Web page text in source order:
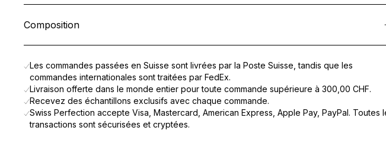
Jour après jour, le contour de l’œil retrouve fermeté, éclat et jeunesse.
Composition
AQUA (WATER), HYDROGENATED VEGETABLE OIL, NIACINAMIDE, BUTYLENE GLYCOL,
Les commandes passées en Suisse sont livrées par la Poste Suisse, tandis que les
commandes internationales sont traitées par FedEx.
Livraison offerte dans le monde entier pour toute commande supérieure à 300,00 CHF.
Recevez des échantillons exclusifs avec chaque commande.
Swiss Perfection accepte Visa, Mastercard, American Express, Apple Pay, PayPal. Toutes
transactions sont sécurisées et cryptées.